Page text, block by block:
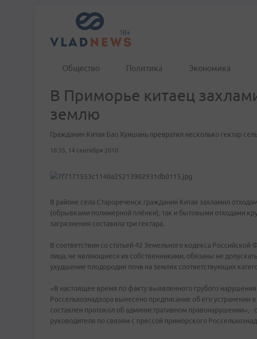
Общество Политика Экономика
В Приморье китаец
землю
Гражданин Китая Бао Хуншань превратил несколько гектар
16:35, 14 сентября 2010
В районе села Старореченск гражданин Китая захламил
(обрывками полимерной плёнки), так и бытовыми отходами
загрязнения составила три гектара.
В соответствии со статьей 42 Земельного кодекса
лица, не являющиеся их собственниками, обязаны не
ухудшение плодородия почв на землях соответствующих
«В настоящее время по факту выявленного грубого
Россельхознадзора вынесено предписание об его
составлен протокол об административном правонарушении»,
руководителя по связям с прессой приморского